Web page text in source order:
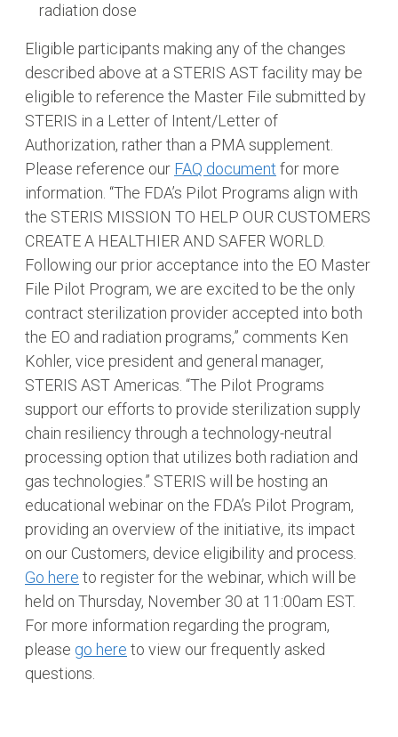
radiation dose
Eligible participants making any of the changes
described above at a STERIS AST facility may be
eligible to reference the Master File submitted by
STERIS in a Letter of Intent/Letter of
Authorization, rather than a PMA supplement.
Please reference our FAQ document for more
information. “The FDA’s Pilot Programs align with
the STERIS MISSION TO HELP OUR CUSTOMERS
CREATE A HEALTHIER AND SAFER WORLD.
Following our prior acceptance into the EO Master
File Pilot Program, we are excited to be the only
contract sterilization provider accepted into both
the EO and radiation programs,” comments Ken
Kohler, vice president and general manager,
STERIS AST Americas. “The Pilot Programs
support our efforts to provide sterilization supply
chain resiliency through a technology-neutral
processing option that utilizes both radiation and
gas technologies.” STERIS will be hosting an
educational webinar on the FDA’s Pilot Program,
providing an overview of the initiative, its impact
on our Customers, device eligibility and process.
Go here to register for the webinar, which will be
held on Thursday, November 30 at 11:00am EST.
For more information regarding the program,
please go here to view our frequently asked
questions.